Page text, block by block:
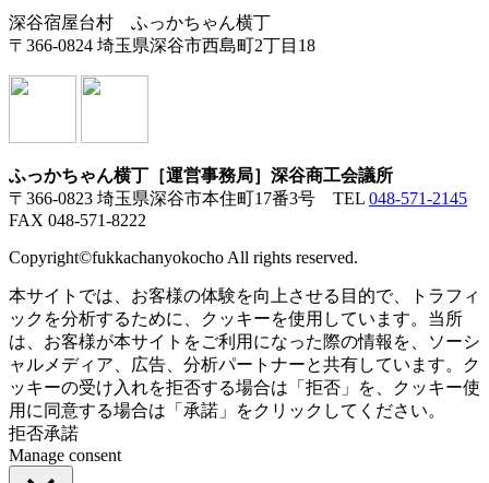
深谷宿屋台村 ふっかちゃん横丁
〒366-0824 埼玉県深谷市西島町2丁目18
ふっかちゃん横丁［運営事務局］深谷商工会議所
〒366-0823 埼玉県深谷市本住町17番3号 TEL 048-571-2145
FAX 048-571-8222
Copyright©fukkachanyokocho All rights reserved.
本サイトでは、お客様の体験を向上させる目的で、トラフィ
ックを分析するために、クッキーを使用しています。当所
は、お客様が本サイトをご利用になった際の情報を、ソーシ
ャルメディア、広告、分析パートナーと共有しています。ク
ッキーの受け入れを拒否する場合は「拒否」を、クッキー使
用に同意する場合は「承諾」をクリックしてください。
拒否承諾
Manage consent